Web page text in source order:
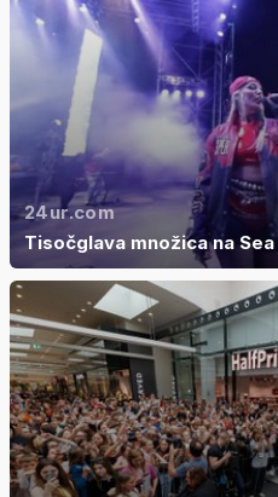
24ur.com
Tisočglava množica na